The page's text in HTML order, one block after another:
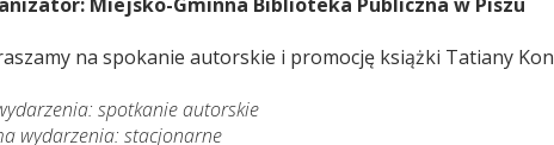
na spokanie autorskie i promocję książki Tatiany
spotkanie autorskie
wydarzenia: stacjonarne